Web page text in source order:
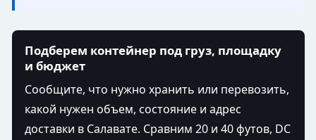
Подберем контейнер под груз, площадку
и бюджет
Сообщите, что нужно хранить или перевозить,
какой нужен объем, состояние и адрес
доставки в Салавате. Сравним 20 и 40 футов, DC